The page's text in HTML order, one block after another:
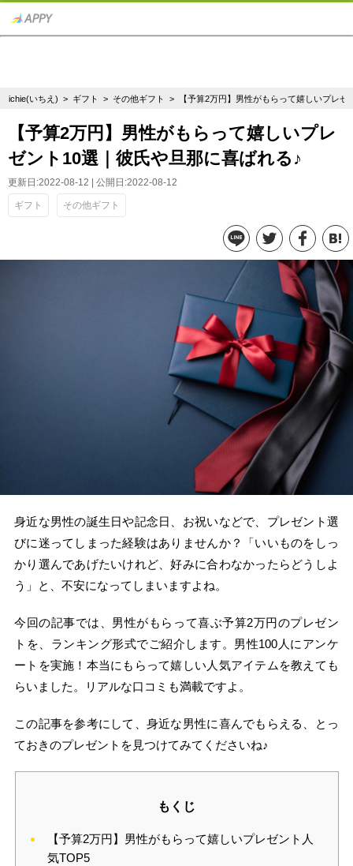
ichie(いちえ) > ギフト > その他ギフト > 【予算2万円】男性がもらって嬉しいプレゼ
【予算2万円】男性がもらって嬉しいプレ
ゼント10選｜彼氏や旦那に喜ばれる♪
更新日:2022-08-12 | 公開日:2022-08-12
ギフト その他ギフト
身近な男性の誕生日や記念日、お祝いなどで、プレゼント選
びに迷ってしまった経験はありませんか？「いいものをしっ
かり選んであげたいけれど、好みに合わなかったらどうしよ
う」と、不安になってしまいますよね。
今回の記事では、男性がもらって喜ぶ予算2万円のプレゼン
トを、ランキング形式でご紹介します。男性100人にアンケ
ートを実施！本当にもらって嬉しい人気アイテムを教えても
らいました。リアルな口コミも満載ですよ。
この記事を参考にして、身近な男性に喜んでもらえる、とっ
ておきのプレゼントを見つけてみてくださいね♪
もくじ
【予算2万円】男性がもらって嬉しいプレゼント人
気TOP5